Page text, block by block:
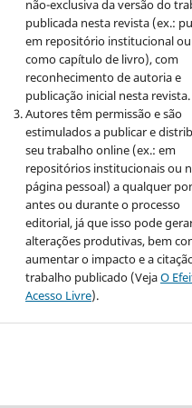
não-exclusiva da versão do
publicada nesta revista (ex.:
em repositório institucional ou
como capítulo de livro), com
reconhecimento de autoria e
publicação inicial nesta revista.
Autores têm permissão e são
estimulados a publicar e
seu trabalho online (ex.: em
repositórios institucionais ou
página pessoal) a qualquer
antes ou durante o processo
editorial, já que isso pode
alterações produtivas, bem
aumentar o impacto e a
trabalho publicado (VejaO
Acesso Livre).